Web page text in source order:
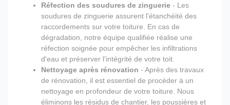
Réfection des soudures de zinguerie - Les
soudures de zinguerie assurent l'étanchéité des
raccordements sur votre toiture. En cas de
dégradation, notre équipe qualifiée réalise une
réfection soignée pour empêcher les infiltrations
d'eau et préserver l'intégrité de votre toit.
Nettoyage après rénovation - Après des travaux
de rénovation, il est essentiel de procéder à un
nettoyage en profondeur de votre toiture. Nous
éliminons les résidus de chantier, les poussières et